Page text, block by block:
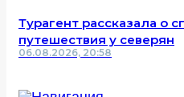
Турагент рассказала о
путешествия у северян
06.08.2026, 20:58